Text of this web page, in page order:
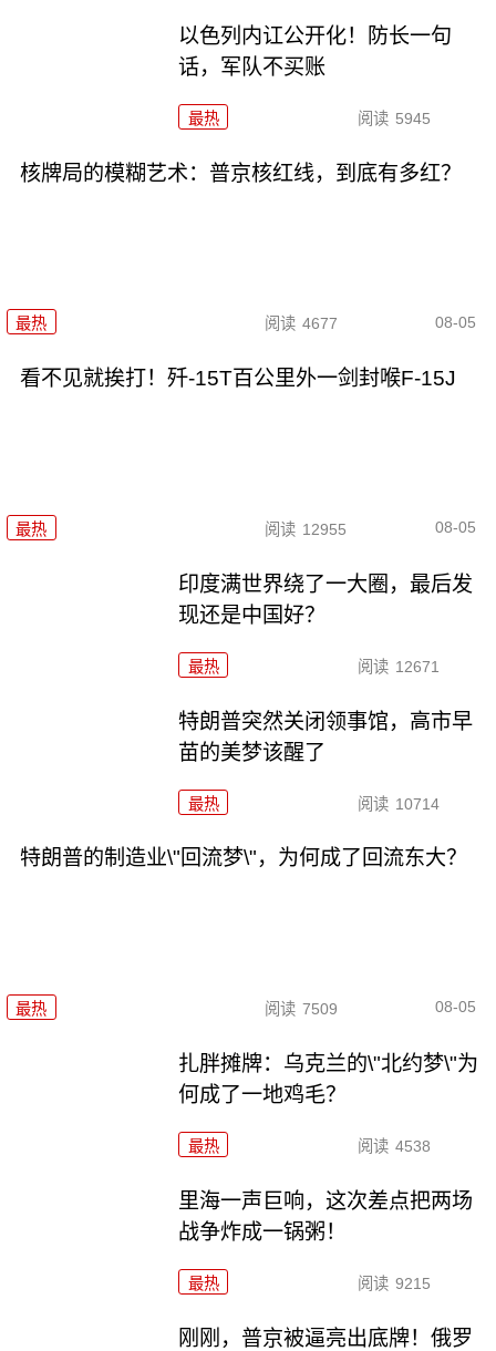
以色列内讧公开化！防长一句
话，军队不买账
最热 阅读 5945
核牌局的模糊艺术：普京核红线，到底有多红？
最热 阅读 4677 08-05
看不见就挨打！歼-15T百公里外一剑封喉F-15J
最热 阅读 12955 08-05
印度满世界绕了一大圈，最后发
现还是中国好？
最热 阅读 12671
特朗普突然关闭领事馆，高市早
苗的美梦该醒了
最热 阅读 10714
特朗普的制造业\"回流梦\"，为何成了回流东大？
最热 阅读 7509 08-05
扎胖摊牌：乌克兰的\"北约梦\"为
何成了一地鸡毛？
最热 阅读 4538
里海一声巨响，这次差点把两场
战争炸成一锅粥！
最热 阅读 9215
刚刚，普京被逼亮出底牌！俄罗